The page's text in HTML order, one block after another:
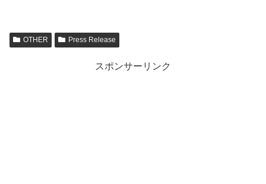
OTHER Press Release
スポンサーリンク